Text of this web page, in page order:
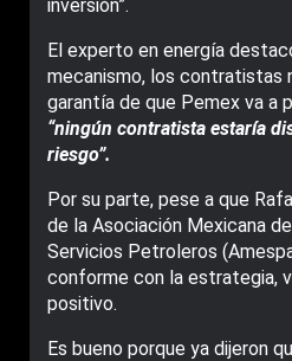
inversión”.
El experto en energía
mecanismo, los contratistas
garantía de que Pemex va a
“ningún contratista estaría
riesgo”.
Por su parte, pese a que
de la Asociación Mexicana
Servicios Petroleros
conforme con la estrategia,
positivo.
Es bueno porque ya dijeron